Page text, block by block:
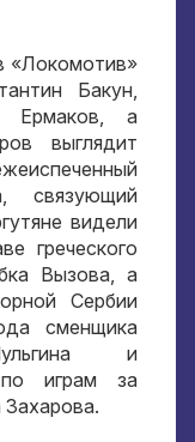
«Локомотив»
Бакун,
Ермаков, а
выглядит
связующий
видели
греческого
Вызова, а
Сербии
сменщика
и
по играм за